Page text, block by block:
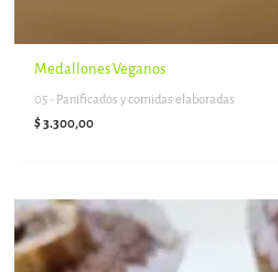
Medallones Veganos
05 - Panificados y comidas elaboradas
$3.300,00